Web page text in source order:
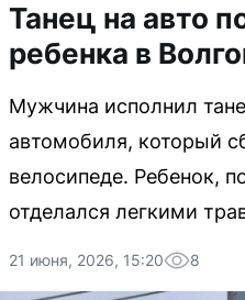
Танец на авто
ребенка в
Мужчина исполнил
автомобиля, который
велосипеде. Ребенок,
отделался легкими
21 июня, 2026, 15:20 8